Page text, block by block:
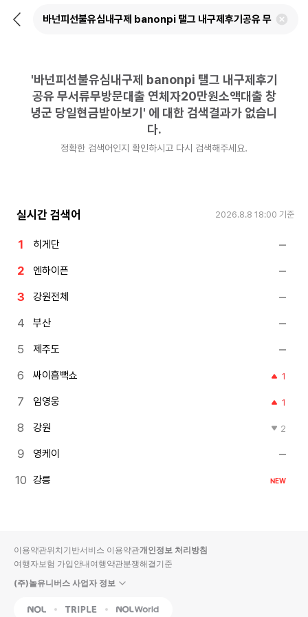
뒤
검
'바넌피선불유심내구제 banonpi 탤그 내구제후기
공유 무서류무방문대출 연체자20만원소액대출 창
녕군 당일현금받아보기 ' 에 대한 검색결과가 없습니
다.
정확한 검색어인지 확인하시고 다시 검색해주세요.
실시간 검색어 2026.8.8 18:00 기준
히게단
엔하이픈
강원전체
부산
제주도
싸이흠뻑쇼 1
임영웅 1
강원 2
영케이
강릉 NEW
이용약관위치기반서비스 이용약관개인정보 처리방침
여행자보험 가입안내여행약관분쟁해결기준
(주)놀유니버스 사업자 정보
NOL Triple Interpark Global